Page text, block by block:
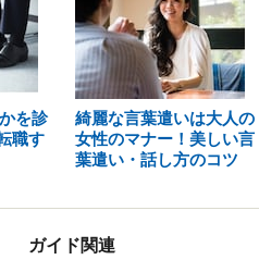
を診
職す
綺麗な言葉遣いは大人の
女性のマナー！美しい言
葉遣い・話し方のコツ
ガイド関連